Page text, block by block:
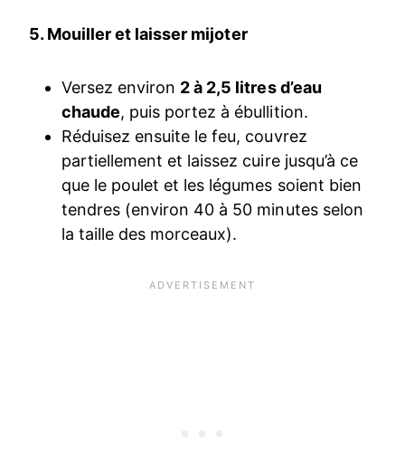
5. Mouiller et laisser mijoter
Versez environ 2 à 2,5 litres d’eau
chaude, puis portez à ébullition.
Réduisez ensuite le feu, couvrez
partiellement et laissez cuire jusqu’à ce
que le poulet et les légumes soient bien
tendres (environ 40 à 50 minutes selon
la taille des morceaux).